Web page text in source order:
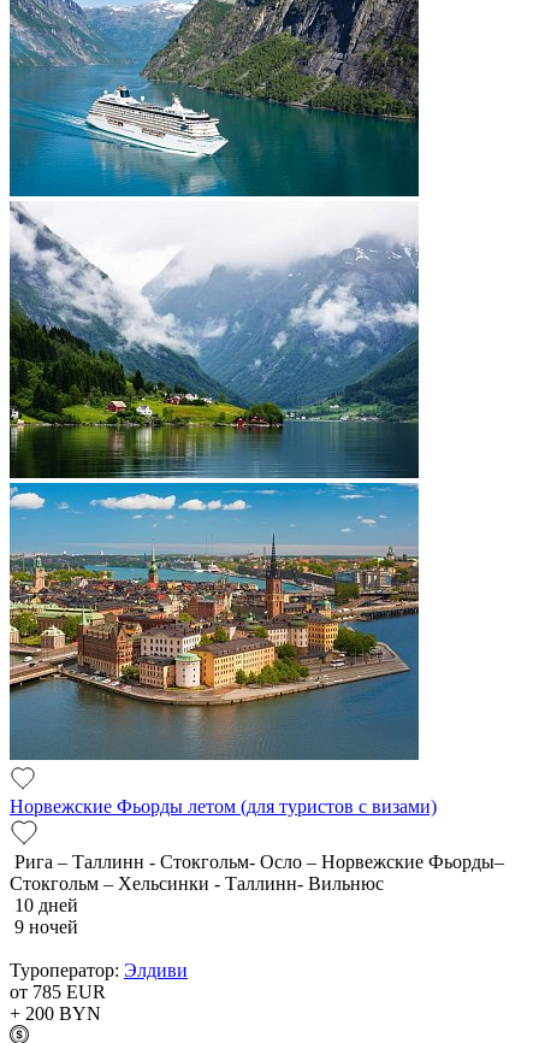
Норвежские Фьорды летом (для туристов с визами)
Рига – Таллинн - Стокгольм- Осло – Норвежские Фьорды–
Стокгольм – Хельсинки - Таллинн- Вильнюс
10 дней
9 ночей
Туроператор: Элдиви
от 785 EUR
+ 200 BYN